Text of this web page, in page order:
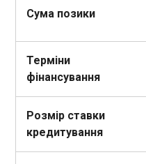
Сума позики
Терміни
фінансування
Розмір ставки
кредитування